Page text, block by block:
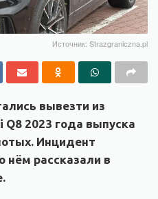
Источник: Strazgraniczna.pl
вывезти из
2023 года выпуска
Инцидент
нём рассказали в